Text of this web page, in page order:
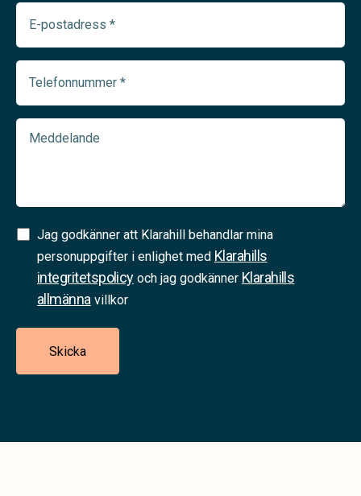
E-
postadress
(Required)
Telefonnummer
(Required)
Meddelande
Samtycke
(Required)
Jag godkänner att Klarahill behandlar mina
personuppgifter i enlighet med Klarahills
integritetspolicyoch jag godkänner Klarahills
allmänna villkor
Skicka